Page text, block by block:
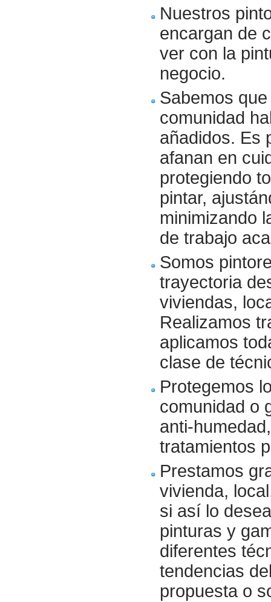
Nuestros
encargan de
ver con la
negocio.
Sabemos
comunidad
añadidos. Es
afanan en
protegiendo
pintar,
minimizando
de trabajo
Somos
trayectoria
viviendas,
Realizamos
aplicamos
clase de
Protegemos
comunidad o
anti-
tratamientos
Prestamos
vivienda,
si así lo
pinturas y
diferentes
tendencias
propuesta o